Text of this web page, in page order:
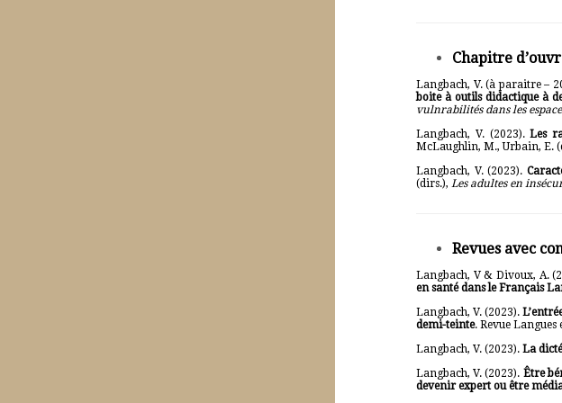
Chapitre
Langbach, V. (à paraitre –
boite à outils didactique à
vulnrabilités dans les
Langbach, V. (2023).Les
McLaughlin, M., Urbain, E.
Langbach, V. (2023).
(dirs.), Les adultes en
Revues avec
Langbach, V & Divoux, A.
en santé dans le Français
Langbach, V. (2023).
demi-teinte. Revue Langues
Langbach, V. (2023). La
Langbach, V. (2023). Être
devenir expert ou être